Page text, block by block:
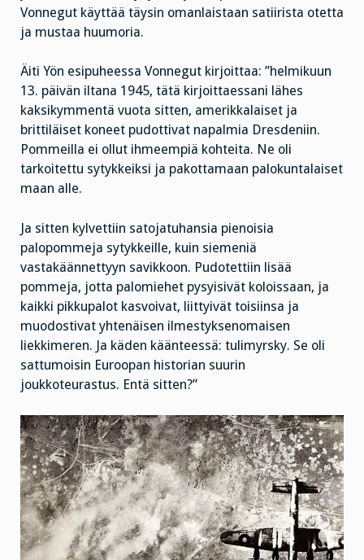
Vonnegut käyttää täysin omanlaistaan satiirista otetta
ja mustaa huumoria.
Äiti Yön esipuheessa Vonnegut kirjoittaa: ”helmikuun
13. päivän iltana 1945, tätä kirjoittaessani lähes
kaksikymmentä vuota sitten, amerikkalaiset ja
brittiläiset koneet pudottivat napalmia Dresdeniin.
Pommeilla ei ollut ihmeempiä kohteita. Ne oli
tarkoitettu sytykkeiksi ja pakottamaan palokuntalaiset
maan alle.
Ja sitten kylvettiin satojatuhansia pienoisia
palopommeja sytykkeille, kuin siemeniä
vastakäännettyyn savikkoon. Pudotettiin lisää
pommeja, jotta palomiehet pysyisivät koloissaan, ja
kaikki pikkupalot kasvoivat, liittyivät toisiinsa ja
muodostivat yhtenäisen ilmestyksenomaisen
liekkimeren. Ja käden käänteessä: tulimyrsky. Se oli
sattumoisin Euroopan historian suurin
joukkoteurastus. Entä sitten?”